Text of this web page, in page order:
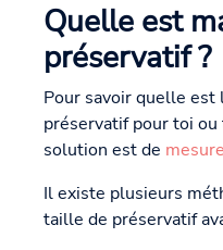
Quelle est
préservatif ?
Pour savoir quelle est
préservatif pour toi
solution est de
Il existe plusieurs
taille de préservatif